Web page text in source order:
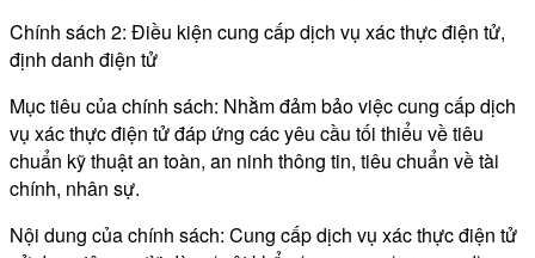
Chính sách 2: Điều kiện cung cấp dịch vụ xác thực điện tử,
định danh điện tử
Mục tiêu của chính sách: Nhằm đảm bảo việc cung cấp dịch
vụ xác thực điện tử đáp ứng các yêu cầu tối thiểu về tiêu
chuẩn kỹ thuật an toàn, an ninh thông tin, tiêu chuẩn về tài
chính, nhân sự.
Nội dung của chính sách: Cung cấp dịch vụ xác thực điện tử